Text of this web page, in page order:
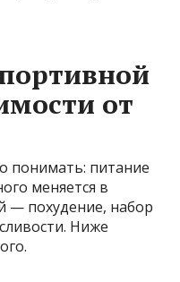
от
понимать: питание
меняется в
— похудение, набор
Ниже